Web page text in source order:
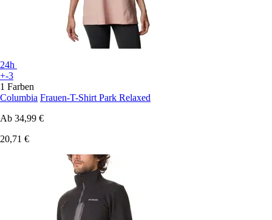
24h
+-3
1 Farben
Columbia Frauen-T-Shirt Park Relaxed
Ab 34,99 €
20,71 €